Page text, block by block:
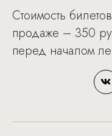
Стоимость
продаже – 350
перед началом